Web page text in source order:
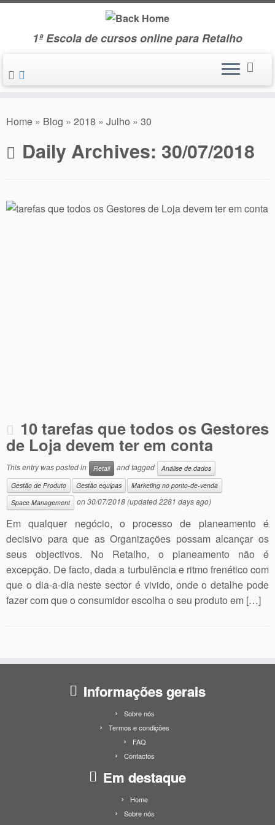
Skip
1ª Escola de cursos online para Retalho
Home » Blog » 2018 » Julho » 30
Daily Archives: 30/07/2018
10 tarefas que todos os Gestores
de Loja devem ter em conta
This entry was posted in Retail and tagged
Análise de dados
Gestão de Produto
Gestão equipas
Marketing no ponto-de-venda
Space Management
on30/07/2018(updated 2281 days ago)
Em qualquer negócio, o processo de planeamento é
decisivo para que as Organizações possam alcançar os
seus objectivos. No Retalho, o planeamento não é
excepção. De facto, dada a turbulência e ritmo frenético com
que o dia-a-dia neste sector é vivido, onde o detalhe pode
fazer com que o consumidor escolha o seu produto em […]
Informações gerais
Sobre nós
Termos e condições
FAQ
Contactos
Em destaque
Home
Sobre nós